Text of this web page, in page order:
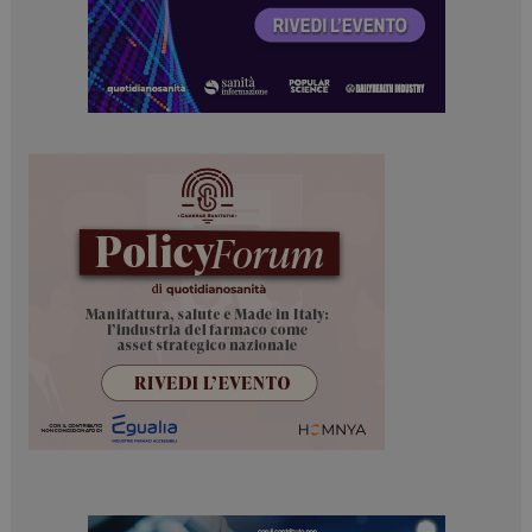
ARRAffinitySameSite
www.dailyhealthindustry.it